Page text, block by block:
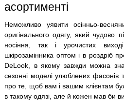
асортименті
Неможливо уявити осінньо-
оригінального одягу, який чудово
носіння, так і урочистих
шкірозамінника оптом і в роздріб
DeLook, в якому завжди можна
сезонні моделі улюблених
про те, щоб вам і вашим клієнтам
в такому одязі, але й кожен мав би